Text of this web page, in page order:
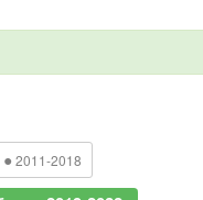
● 2011-2018